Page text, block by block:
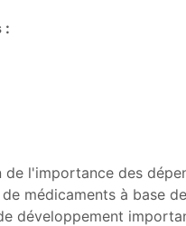
:
l'importance des
médicaments à base
développement